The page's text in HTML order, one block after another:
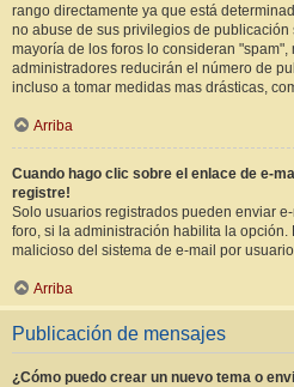
rango directamente ya que está
no abuse de sus privilegios de
mayoría de los foros lo consideran
administradores reducirán el número de
incluso a tomar medidas mas drásticas,
Arriba
Cuando hago clic sobre el enlace de e-
registre!
Solo usuarios registrados pueden enviar
foro, si la administración habilita la opción.
malicioso del sistema de e-mail por
Arriba
Publicación de mensajes
¿Cómo puedo crear un nuevo tema o